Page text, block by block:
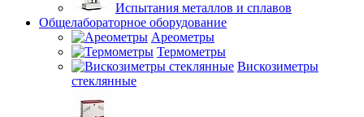
Испытания металлов и сплавов
Общелабораторное оборудование
Ареометры
Термометры
Вискозиметры
стеклянные